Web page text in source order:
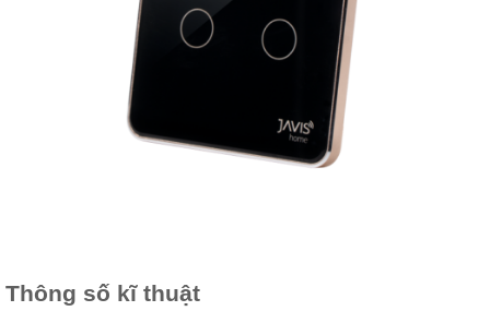
Thông số kĩ thuật